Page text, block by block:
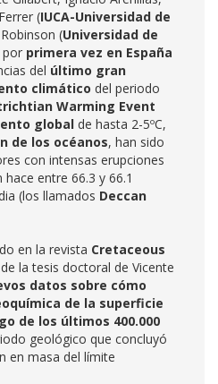
(IUCA-Universidad de
(Universidad de
por primera vez en España
del último gran
climático del periodo
Warming Event
global de hasta 2-5ºC,
de los océanos, han sido
con intensas erupciones
entre 66.3 y 66.1
(los llamados Deccan
en la revista Cretaceous
la tesis doctoral de Vicente
datos sobre cómo
de la superficie
de los últimos 400.000
geológico que concluyó
en masa del límite